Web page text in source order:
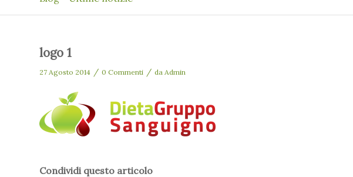
logo 1
27 Agosto 2014 / 0 Commenti / da Admin
Condividi questo articolo